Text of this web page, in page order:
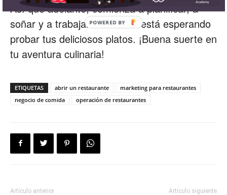
Así que adelante, comienza a planificar, a
soñar y a trabajar. El mundo está esperando
probar tus deliciosos platos. ¡Buena suerte en
tu aventura culinaria!
ETIQUETAS abrir un restaurante
marketing para restaurantes
negocio de comida
operación de restaurantes
Artículo anterior Artículo siguiente